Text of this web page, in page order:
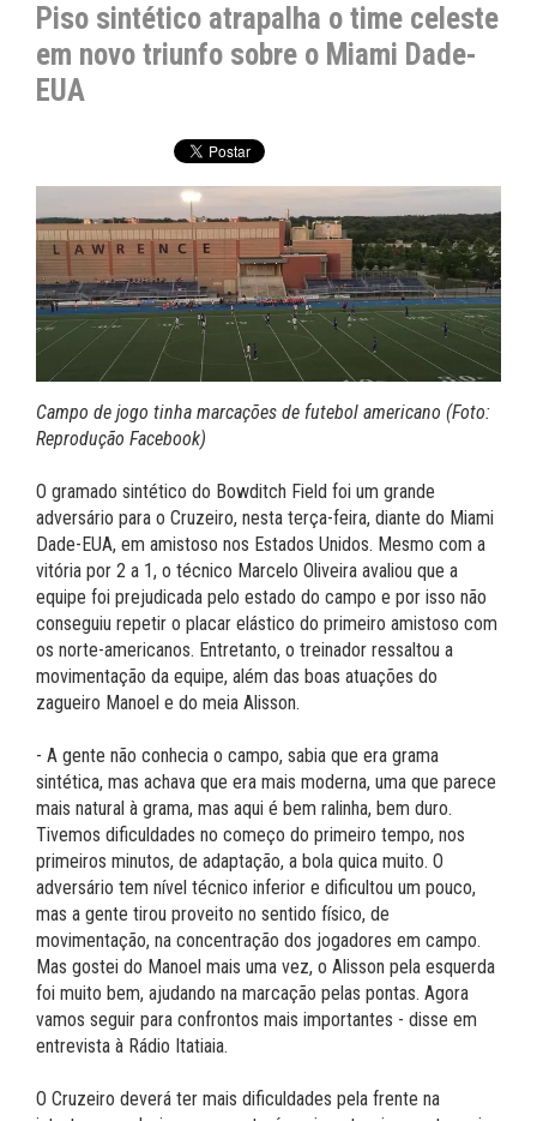
Piso sintético atrapalha o time celeste
em novo triunfo sobre o Miami Dade-
EUA
Campo de jogo tinha marcações de futebol americano (Foto:
Reprodução Facebook)
O gramado sintético do Bowditch Field foi um grande
adversário para o Cruzeiro, nesta terça-feira, diante do Miami
Dade-EUA, em amistoso nos Estados Unidos. Mesmo com a
vitória por 2 a 1, o técnico Marcelo Oliveira avaliou que a
equipe foi prejudicada pelo estado do campo e por isso não
conseguiu repetir o placar elástico do primeiro amistoso com
os norte-americanos. Entretanto, o treinador ressaltou a
movimentação da equipe, além das boas atuações do
zagueiro Manoel e do meia Alisson.
- A gente não conhecia o campo, sabia que era grama
sintética, mas achava que era mais moderna, uma que parece
mais natural à grama, mas aqui é bem ralinha, bem duro.
Tivemos dificuldades no começo do primeiro tempo, nos
primeiros minutos, de adaptação, a bola quica muito. O
adversário tem nível técnico inferior e dificultou um pouco,
mas a gente tirou proveito no sentido físico, de
movimentação, na concentração dos jogadores em campo.
Mas gostei do Manoel mais uma vez, o Alisson pela esquerda
foi muito bem, ajudando na marcação pelas pontas. Agora
vamos seguir para confrontos mais importantes - disse em
entrevista à Rádio Itatiaia.
O Cruzeiro deverá ter mais dificuldades pela frente na